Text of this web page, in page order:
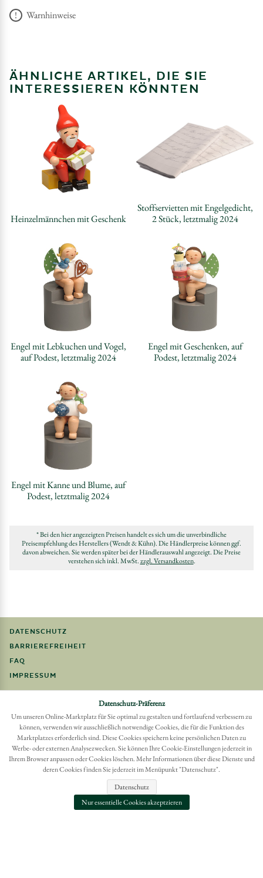
Warnhinweise
ÄHNLICHE ARTIKEL, DIE SIE
INTERESSIEREN KÖNNTEN
Heinzelmännchen mit Geschenk
Stoffservietten mit Engelgedicht,
2 Stück, letztmalig 2024
Engel mit Lebkuchen und Vogel,
auf Podest, letztmalig 2024
Engel mit Geschenken, auf
Podest, letztmalig 2024
Engel mit Kanne und Blume, auf
Podest, letztmalig 2024
* Bei den hier angezeigten Preisen handelt es sich um die unverbindliche
Preisempfehlung des Herstellers (Wendt & Kühn). Die Händlerpreise können ggf.
davon abweichen. Sie werden später bei der Händlerauswahl angezeigt. Die Preise
verstehen sich inkl. MwSt.zzgl. Versandkosten.
DATENSCHUTZ
BARRIEREFREIHEIT
FAQ
IMPRESSUM
Möchten Sie eine Bestellung widerrufen?
Hier Widerruf mit wenigen Klicks online erreichen
BESTELLUNG WIDERRUFEN
Datenschutz-Präferenz
Um unseren Online-Marktplatz für Sie optimal zu gestalten und fortlaufend verbessern zu
können, verwenden wir ausschließlich notwendige Cookies, die für die Funktion des
Marktplatzes erforderlich sind. Diese Cookies speichern keine persönlichen Daten zu
Werbe- oder externen Analysezwecken. Sie können Ihre Cookie-Einstellungen jederzeit in
Ihrem Browser anpassen oder Cookies löschen. Mehr Informationen über diese Dienste und
deren Cookies finden Sie jederzeit im Menüpunkt "Datenschutz".
Datenschutz
Nur essentielle Cookies akzeptzieren